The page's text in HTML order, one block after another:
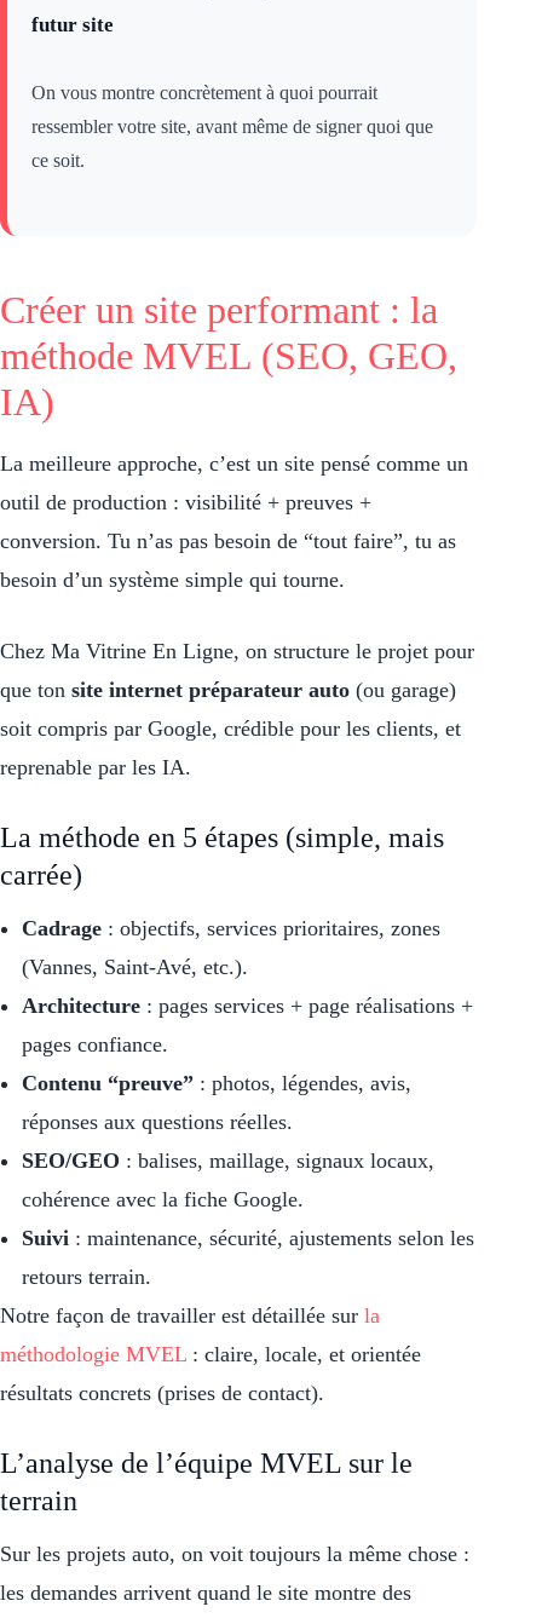
futur site
On vous montre concrètement à quoi pourrait
ressembler votre site, avant même de signer quoi que
ce soit.
Créer un site performant : la
méthode MVEL (SEO, GEO,
IA)
La meilleure approche, c’est un site pensé comme un
outil de production : visibilité + preuves +
conversion. Tu n’as pas besoin de “tout faire”, tu as
besoin d’un système simple qui tourne.
Chez Ma Vitrine En Ligne, on structure le projet pour
que ton site internet préparateur auto (ou garage)
soit compris par Google, crédible pour les clients, et
reprenable par les IA.
La méthode en 5 étapes (simple, mais
carrée)
Cadrage : objectifs, services prioritaires, zones
(Vannes, Saint-Avé, etc.).
Architecture : pages services + page réalisations +
pages confiance.
Contenu “preuve” : photos, légendes, avis,
réponses aux questions réelles.
SEO/GEO : balises, maillage, signaux locaux,
cohérence avec la fiche Google.
Suivi : maintenance, sécurité, ajustements selon les
retours terrain.
Notre façon de travailler est détaillée sur la
méthodologie MVEL : claire, locale, et orientée
résultats concrets (prises de contact).
L’analyse de l’équipe MVEL sur le
terrain
Sur les projets auto, on voit toujours la même chose :
les demandes arrivent quand le site montre des